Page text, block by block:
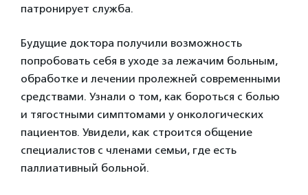
патронирует служба.
Будущие доктора получили возможность
попробовать себя в уходе за лежачим больным,
обработке и лечении пролежней современными
средствами. Узнали о том, как бороться с болью
и тягостными симптомами у онкологических
пациентов. Увидели, как строится общение
специалистов с членами семьи, где есть
паллиативный больной.